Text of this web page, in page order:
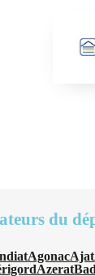
du
AgonacAjat
Azerat